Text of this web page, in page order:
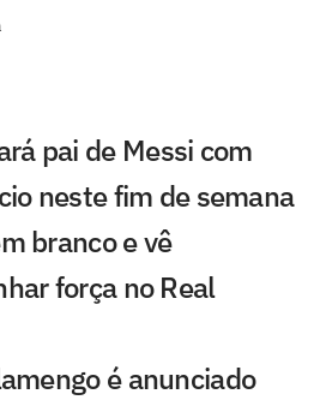
pai de Messi com
neste fim de semana
branco e vê
força no Real
é anunciado